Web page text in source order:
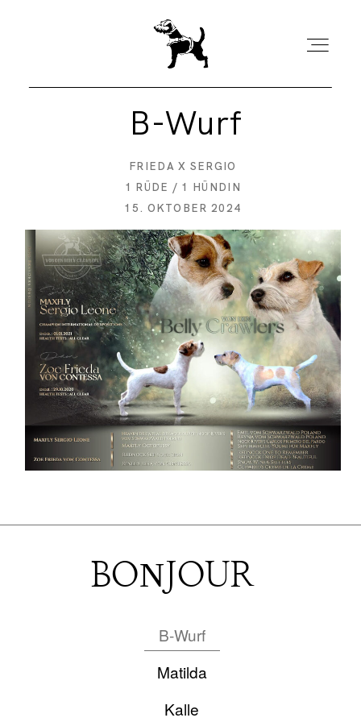
HOME
AKTUELLES
WARUM WIR ZÜCHTEN
UNSERE HUNDE
WELPEN
ES SOLL EIN PARSON SEIN?
B-Wurf
FRIEDA X SERGIO
1 RÜDE / 1 HÜNDIN
15. OKTOBER 2024
BONJOUR
B-Wurf
Matilda
Kalle